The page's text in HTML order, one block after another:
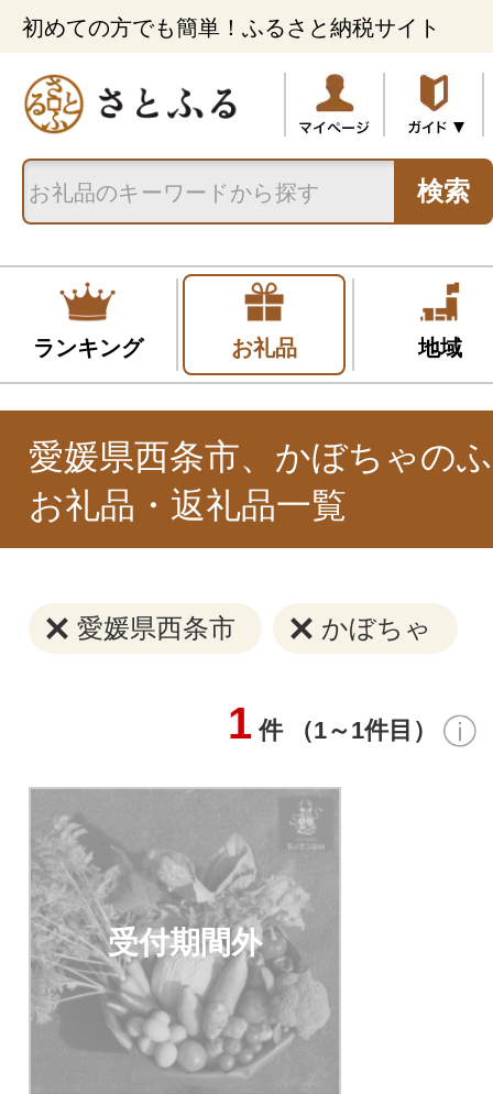
初めての方でも簡単！ふるさと納税サイト
検索
ランキング お礼品 地域
愛媛県西条市、かぼちゃの
お礼品・返礼品一覧
愛媛県西条市 かぼちゃ
1 件 （1～1件目）
受付期間外